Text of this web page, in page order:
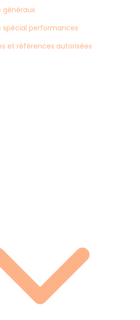
généraux
spécial performances
et références autorisées